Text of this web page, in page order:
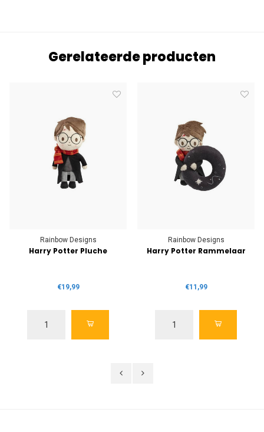
Gerelateerde producten
Rainbow Designs
Harry Potter Pluche
€19,99
Rainbow Designs
Harry Potter Rammelaar
€11,99